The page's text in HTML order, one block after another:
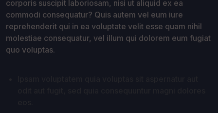
corporis suscipit laboriosam, nisi ut aliquid ex ea
commodi consequatur? Quis autem vel eum iure
reprehenderit qui in ea voluptate velit esse quam nihil
molestiae consequatur, vel illum qui dolorem eum fugiat
quo voluptas.